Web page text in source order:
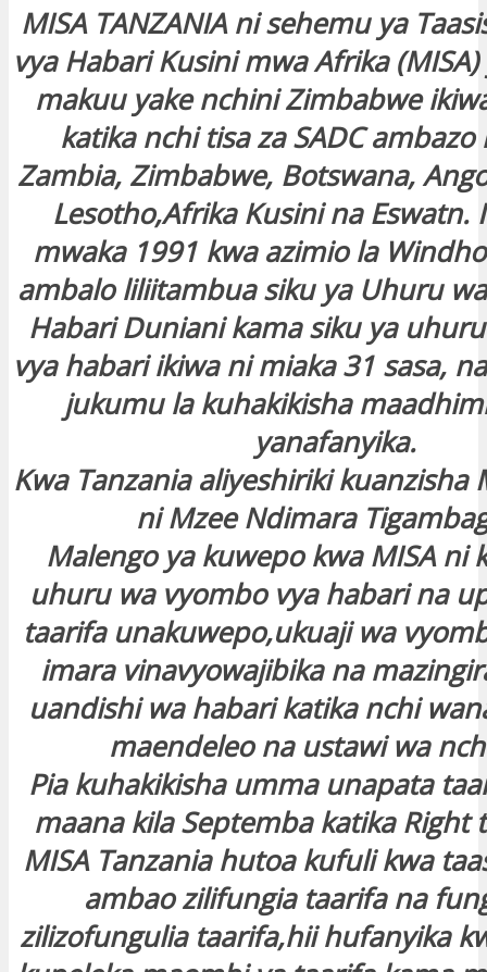
MISA TANZANIA ni sehemu ya
vya Habari Kusini mwa Afrika
makuu yake nchini Zimbabwe
katika nchi tisa za SADC
Zambia, Zimbabwe, Botswana,
Lesotho,Afrika Kusini na Eswatn.
mwaka 1991 kwa azimio la
ambalo liliitambua siku ya Uhuru
Habari Duniani kama siku ya
vya habari ikiwa ni miaka 31 sasa,
jukumu la kuhakikisha
yanafanyika.
Kwa Tanzania aliyeshiriki kuanzisha
ni Mzee Ndimara
Malengo ya kuwepo kwa MISA ni
uhuru wa vyombo vya habari na
taarifa unakuwepo,ukuaji wa
imara vinavyowajibika na
uandishi wa habari katika nchi
maendeleo na ustawi wa
Pia kuhakikisha umma unapata
maana kila Septemba katika Right
MISA Tanzania hutoa kufuli kwa
ambao zilifungia taarifa na
zilizofungulia taarifa,hii hufanyika